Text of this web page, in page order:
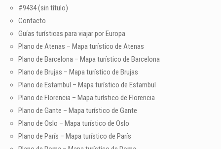
#9434 (sin título)
Contacto
Guías turísticas para viajar por Europa
Plano de Atenas – Mapa turístico de Atenas
Plano de Barcelona – Mapa turístico de Barcelona
Plano de Brujas – Mapa turístico de Brujas
Plano de Estambul – Mapa turístico de Estambul
Plano de Florencia – Mapa turístico de Florencia
Plano de Gante – Mapa turístico de Gante
Plano de Oslo – Mapa turístico de Oslo
Plano de París – Mapa turístico de París